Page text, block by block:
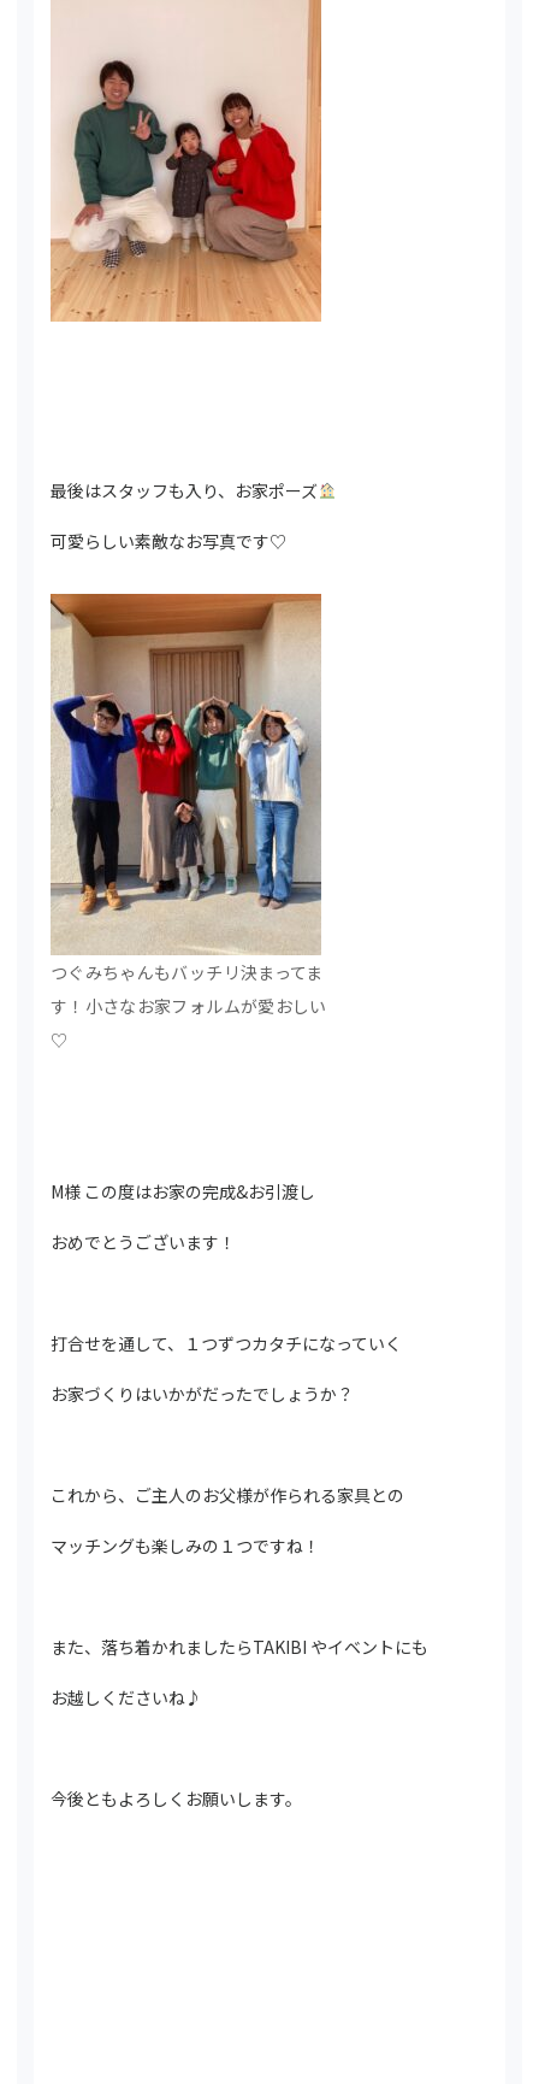
最後はスタッフも入り、お家ポーズ
可愛らしい素敵なお写真です♡
つぐみちゃんもバッチリ決まってま
す！小さなお家フォルムが愛おしい
♡
M様 この度はお家の完成&お引渡し
おめでとうございます！
打合せを通して、１つずつカタチになっていく
お家づくりはいかがだったでしょうか？
これから、ご主人のお父様が作られる家具との
マッチングも楽しみの１つですね！
また、落ち着かれましたらTAKIBI やイベントにも
お越しくださいね♪
今後ともよろしくお願いします。